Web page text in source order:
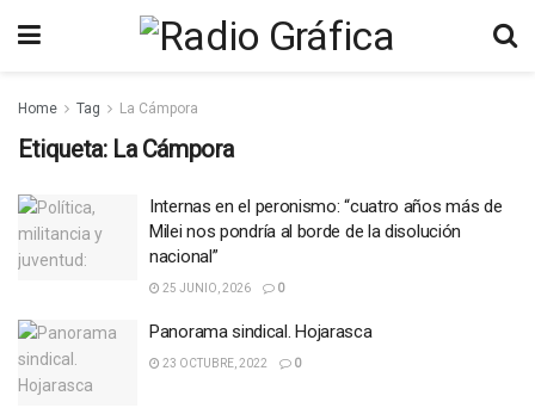
Home Tag La Cámpora
Etiqueta: La Cámpora
Internas en el peronismo: “cuatro años más de
Milei nos pondría al borde de la disolución
nacional”
25 JUNIO, 2026 0
Panorama sindical. Hojarasca
23 OCTUBRE, 2022 0